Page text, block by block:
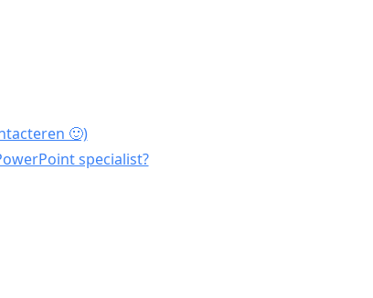
🙂)
specialist?